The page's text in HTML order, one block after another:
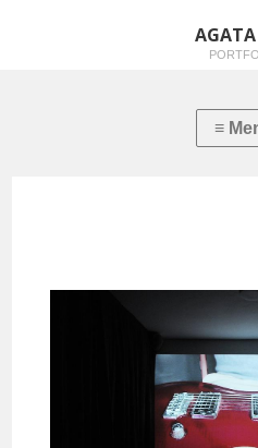
AGATA